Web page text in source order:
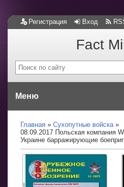
Регистрация Вход
Fact
Меню
Главная
Сухопутные войска
08.09.2017 Польская компания
Украине барражирующие